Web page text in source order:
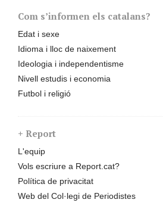
Com s’informen els catalans?
Edat i sexe
Idioma i lloc de naixement
Ideologia i independentisme
Nivell estudis i economia
Futbol i religió
+ Report
L'equip
Vols escriure a Report.cat?
Política de privacitat
Web del Col·legi de Periodistes